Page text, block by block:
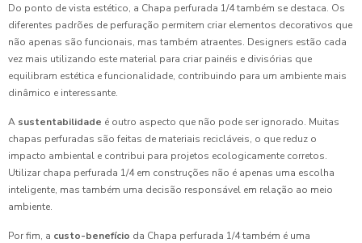
Do ponto de vista estético, a Chapa perfurada 1/4 também se destaca. Os
diferentes padrões de perfuração permitem criar elementos decorativos que
não apenas são funcionais, mas também atraentes. Designers estão cada
vez mais utilizando este material para criar painéis e divisórias que
equilibram estética e funcionalidade, contribuindo para um ambiente mais
dinâmico e interessante.
A sustentabilidade é outro aspecto que não pode ser ignorado. Muitas
chapas perfuradas são feitas de materiais recicláveis, o que reduz o
impacto ambiental e contribui para projetos ecologicamente corretos.
Utilizar chapa perfurada 1/4 em construções não é apenas uma escolha
inteligente, mas também uma decisão responsável em relação ao meio
ambiente.
Por fim, a custo-benefício da Chapa perfurada 1/4 também é uma